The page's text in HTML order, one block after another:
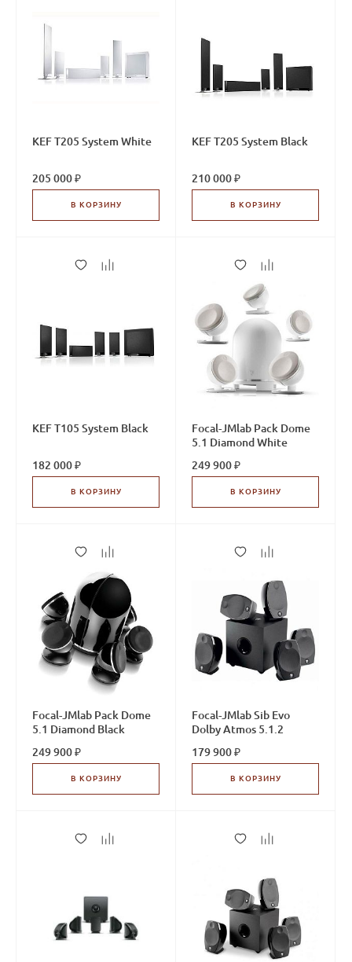
KEF T205 System White
205 000 ₽
В КОРЗИНУ
KEF T205 System Black
210 000 ₽
В КОРЗИНУ
KEF T105 System Black
182 000 ₽
В КОРЗИНУ
Focal-JMlab Pack Dome
5.1 Diamond White
249 900 ₽
В КОРЗИНУ
Focal-JMlab Pack Dome
5.1 Diamond Black
249 900 ₽
В КОРЗИНУ
Focal-JMlab Sib Evo
Dolby Atmos 5.1.2
179 900 ₽
В КОРЗИНУ